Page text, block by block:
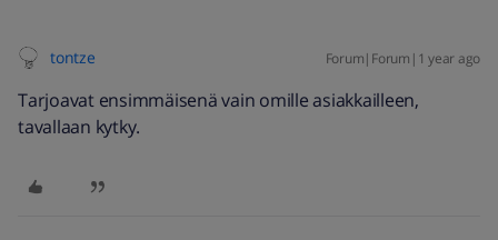
tontze Forum|Forum|1 year ago
Tarjoavat ensimmäisenä vain omille asiakkailleen,
tavallaan kytky.